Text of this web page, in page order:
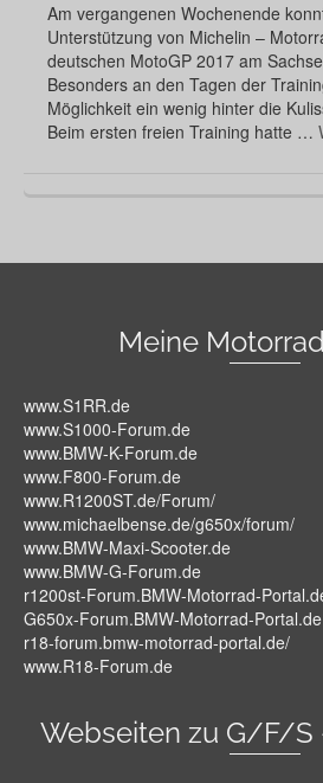
Am vergangenen Wochenende
Unterstützung von Michelin –
deutschen MotoGP 2017 am
Besonders an den Tagen der
Möglichkeit ein wenig hinter die
Beim ersten freien Training hatte …
Meine
www.S1RR.de
www.S1000-Forum.de
www.BMW-K-Forum.de
www.F800-Forum.de
www.R1200ST.de/Forum/
www.michaelbense.de/g650x/forum/
www.BMW-Maxi-Scooter.de
www.BMW-G-Forum.de
r1200st-Forum.BMW-Motorrad-
G650x-Forum.BMW-Motorrad-Portal.de
r18-forum.bmw-motorrad-portal.de/
www.R18-Forum.de
Webseiten zu G/F/S